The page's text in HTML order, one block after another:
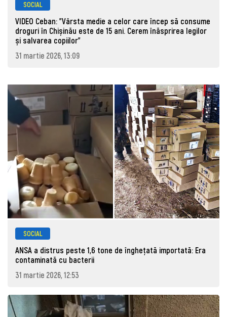
SOCIAL
VIDEO Ceban: "Vârsta medie a celor care încep să consume
droguri în Chișinău este de 15 ani. Cerem înăsprirea legilor
și salvarea copiilor"
31 martie 2026, 13:09
SOCIAL
ANSA a distrus peste 1,6 tone de înghețată importată: Era
contaminată cu bacterii
31 martie 2026, 12:53